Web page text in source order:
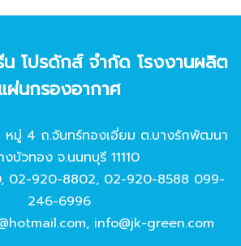
น โปรดักส์ จํากัด โรงงานผลิต
ผ่นกรองอากาศ
หมู่ 4 ถ.จันทร์ทองเอี่ยม ต.บางรักพัฒนา
งบัวทอง จ.นนทบุรี 11110
, 02-920-8802, 02-920-8588 099-
246-6996
, info@jk-green.com